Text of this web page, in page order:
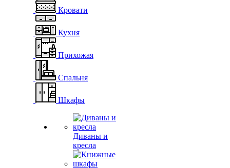
Кровати
Кухня
Прихожая
Спальня
Шкафы
Диваны и
кресла